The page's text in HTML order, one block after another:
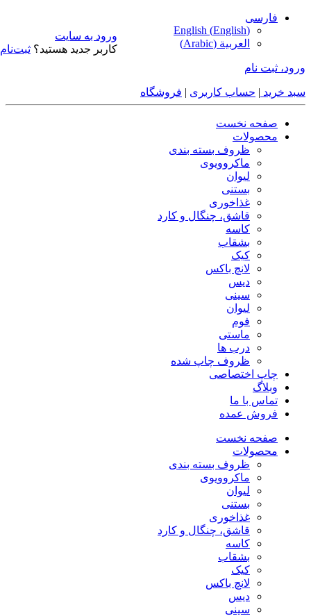
فارسی
English (English)
العربية (
Arabic
)
ورود، ثبت نام
سبد خرید | حساب کاربری | فروشگاه
صفحه نخست
محصولات
ظروف بسته بندی
ماکروویوی
لیوان
بستنی
غذاخوری
قاشق، چنگال و کارد
کاسه
بشقاب
کیک
لانچ باکس
دیس
سینی
لیوان
فوم
ماستی
درب ها
ظروف چاپ شده
چاپ اختصاصی
وبلاگ
تماس با ما
فروش عمده
صفحه نخست
محصولات
ظروف بسته بندی
ماکروویوی
لیوان
بستنی
غذاخوری
قاشق، چنگال و کارد
کاسه
بشقاب
کیک
لانچ باکس
دیس
سینی
ورود به سایت
کاربر جدید هستید؟ ثبت‌نام